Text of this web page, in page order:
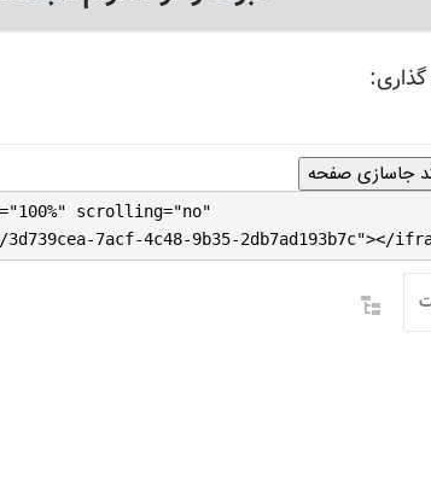
جاسازی صفحه
scrolling="no"
7acf-4c48-9b35-2db7ad193b7c"></